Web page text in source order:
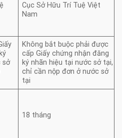
Cục Sở Hữu Trí Tuệ Việt
Nam
sở
Không bắt buộc phải được
cấp Giấy chứng nhận đăng
ký nhãn hiệu tại nước sở tại,
chỉ cần nộp đơn ở nước sở
tại
18 tháng